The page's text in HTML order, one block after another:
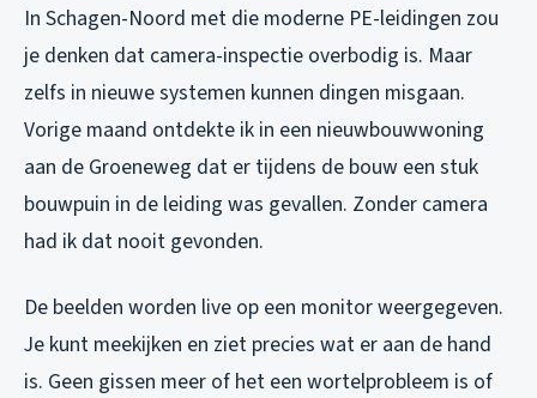
In Schagen-Noord met die moderne PE-leidingen zou
je denken dat camera-inspectie overbodig is. Maar
zelfs in nieuwe systemen kunnen dingen misgaan.
Vorige maand ontdekte ik in een nieuwbouwwoning
aan de Groeneweg dat er tijdens de bouw een stuk
bouwpuin in de leiding was gevallen. Zonder camera
had ik dat nooit gevonden.
De beelden worden live op een monitor weergegeven.
Je kunt meekijken en ziet precies wat er aan de hand
is. Geen gissen meer of het een wortelprobleem is of